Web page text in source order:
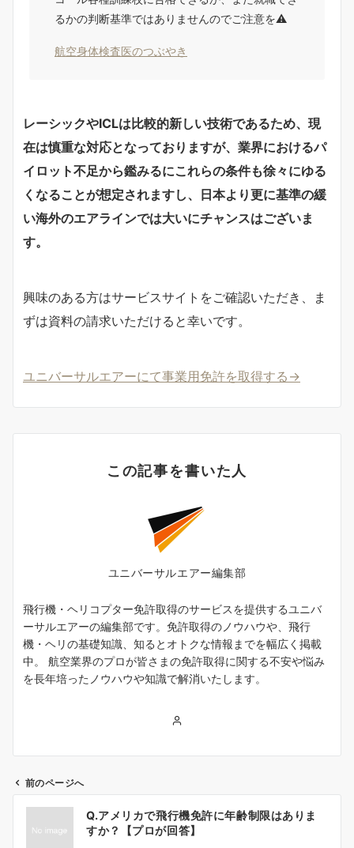
るかの判断基準ではありませんのでご注意を⚠️
航空身体検査医のつぶやき
レーシックやICLは比較的新しい技術であるため、現
在は慎重な対応となっておりますが、業界におけるパ
イロット不足から鑑みるにこれらの条件も徐々にゆる
くなることが想定されますし、日本より更に基準の緩
い海外のエアラインでは大いにチャンスはございま
す。
興味のある方はサービスサイトをご確認いただき、ま
ずは資料の請求いただけると幸いです。
ユニバーサルエアーにて事業用免許を取得する→
この記事を書いた人
ユニバーサルエアー編集部
飛行機・ヘリコプター免許取得のサービスを提供するユニバ
ーサルエアーの編集部です。免許取得のノウハウや、飛行
機・ヘリの基礎知識、知るとオトクな情報までを幅広く掲載
中。 航空業界のプロが皆さまの免許取得に関する不安や悩み
を長年培ったノウハウや知識で解消いたします。
投
前のページへ
Q.アメリカで飛行機免許に年齢制限はありま
すか？【プロが回答】